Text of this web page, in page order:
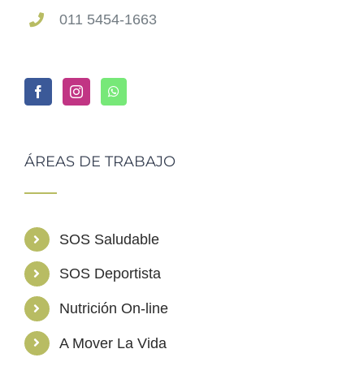
011 5454-1663
ÁREAS DE TRABAJO
SOS Saludable
SOS Deportista
Nutrición On-line
A Mover La Vida